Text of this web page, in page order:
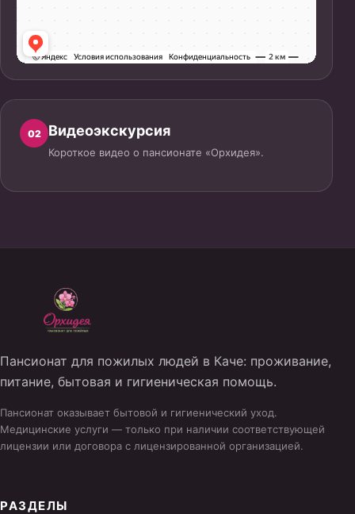
02 Видеоэкскурсия
Короткое видео о пансионате «Орхидея».
Пансионат для пожилых людей в Каче: проживание,
питание, бытовая и гигиеническая помощь.
Пансионат оказывает бытовой и гигиенический уход.
Медицинские услуги — только при наличии соответствующей
лицензии или договора с лицензированной организацией.
РАЗДЕЛЫ